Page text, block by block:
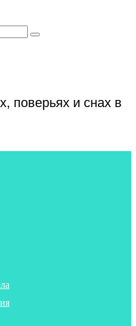
поверьях и снах в